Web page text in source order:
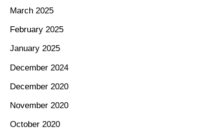
March 2025
February 2025
January 2025
December 2024
December 2020
November 2020
October 2020